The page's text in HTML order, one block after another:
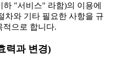
하 "서비스" 라함)의 이용에
차와 기타 필요한 사항을 규
적으로 합니다.
력과 변경)